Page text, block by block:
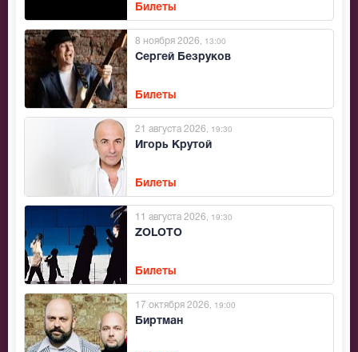
Билеты
Сергей Безруков
8 ноября 2026 , 13:00
Билеты
Игорь Крутой
21 августа 2026 , 19:30
Билеты
ZOLOTO
11 августа 2026 , 19:30
Билеты
Биртман
17 октября 2026 , 19:00